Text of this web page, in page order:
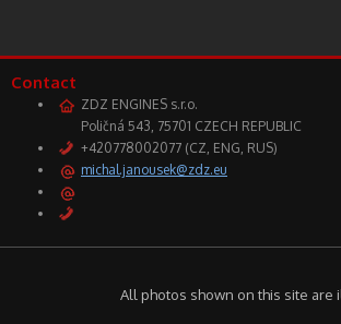
Contact
ZDZ ENGINES s.r.o.
Poličná 543, 75701 CZECH REPUBLIC
+420778002077 (CZ, ENG, RUS)
michal.janousek@zdz.eu
All photos shown on this site